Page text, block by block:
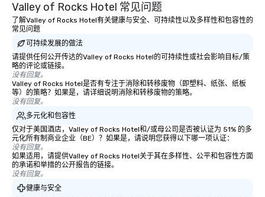
Valley of Rocks Hotel 常见问题
了解Valley of Rocks Hotel有关健康与安全、可持续性以及多样性和包容性的
常见问题
可持续发展的做法
请提供任何公开传达的Valley of Rocks Hotel的可持续性或社会影响目标/策
略的评论或链接。
没有回复。
Valley of Rocks Hotel是否有专注于消除和转移废物（即塑料、纸张、纸板
等）的策略？如果是，请详细说明消除和转移废物的策略。
没有回复。
多元化和包容性
仅对于美国酒店，Valley of Rocks Hotel和/或母公司是否被认证为 51% 的多
元化所有制商业企业（BE）？如果是，请说明您获得以下哪一项认证：
没有回复。
如果适用，请提供Valley of Rocks Hotel关于其在多样性、公平和包容性方面
的承诺和举措的公开报告的链接。
没有回复。
健康与安全